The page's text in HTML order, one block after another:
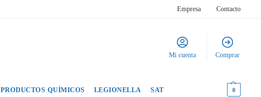
Empresa Contacto
Mi cuenta Comprar
PRODUCTOS QUÍMICOS LEGIONELLA SAT 0